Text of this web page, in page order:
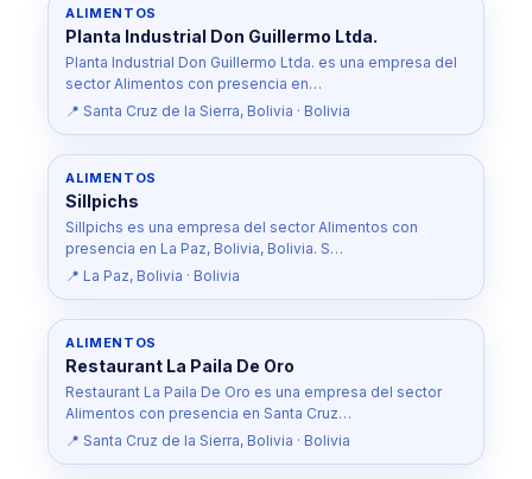
ALIMENTOS
Planta Industrial Don Guillermo Ltda.
Planta Industrial Don Guillermo Ltda. es una empresa del
sector Alimentos con presencia en…
📍 Santa Cruz de la Sierra, Bolivia · Bolivia
ALIMENTOS
Sillpichs
Sillpichs es una empresa del sector Alimentos con
presencia en La Paz, Bolivia, Bolivia. S…
📍 La Paz, Bolivia · Bolivia
ALIMENTOS
Restaurant La Paila De Oro
Restaurant La Paila De Oro es una empresa del sector
Alimentos con presencia en Santa Cruz…
📍 Santa Cruz de la Sierra, Bolivia · Bolivia